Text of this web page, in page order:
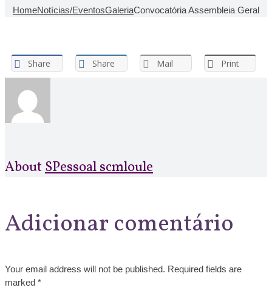
HomeNotícias/EventosGaleriaConvocatória Assembleia Geral
Share Share Mail Print
AboutSPessoal scmloule
Adicionar comentário
Your email address will not be published. Required fields are
marked *